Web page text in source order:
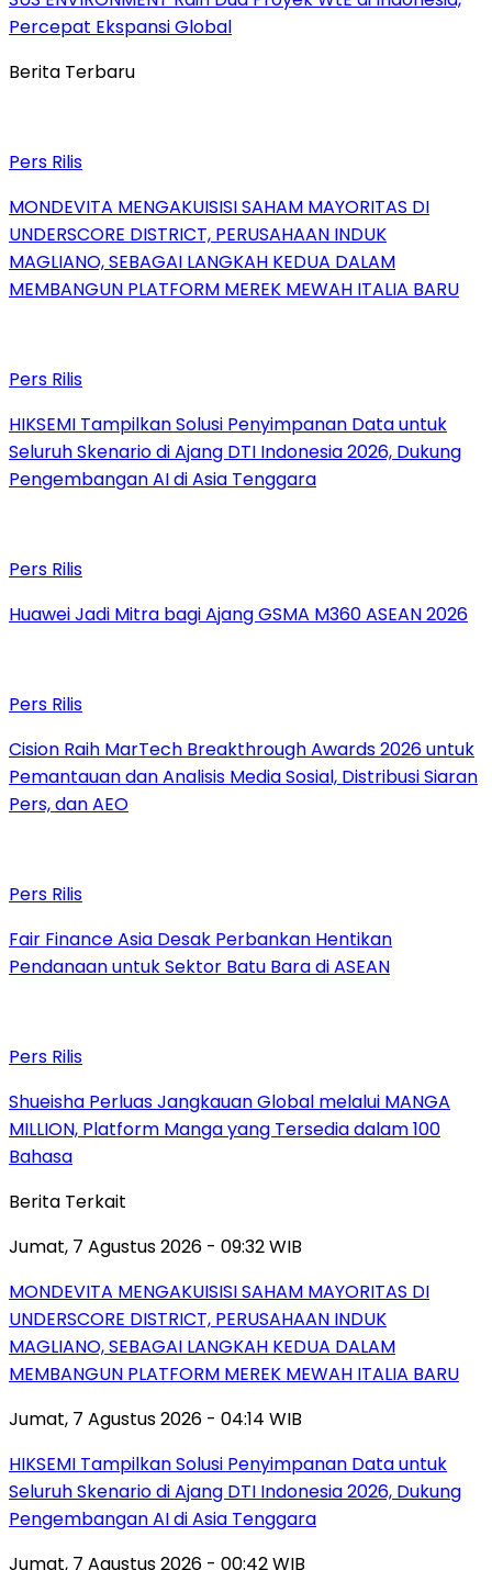
Percepat Ekspansi Global
Berita Terbaru
Pers Rilis
MONDEVITA MENGAKUISISI SAHAM MAYORITAS DI
UNDERSCORE DISTRICT, PERUSAHAAN INDUK
MAGLIANO, SEBAGAI LANGKAH KEDUA DALAM
MEMBANGUN PLATFORM MEREK MEWAH ITALIA BARU
Pers Rilis
HIKSEMI Tampilkan Solusi Penyimpanan Data untuk
Seluruh Skenario di Ajang DTI Indonesia 2026, Dukung
Pengembangan AI di Asia Tenggara
Pers Rilis
Huawei Jadi Mitra bagi Ajang GSMA M360 ASEAN 2026
Pers Rilis
Cision Raih MarTech Breakthrough Awards 2026 untuk
Pemantauan dan Analisis Media Sosial, Distribusi Siaran
Pers, dan AEO
Pers Rilis
Fair Finance Asia Desak Perbankan Hentikan
Pendanaan untuk Sektor Batu Bara di ASEAN
Pers Rilis
Shueisha Perluas Jangkauan Global melalui MANGA
MILLION, Platform Manga yang Tersedia dalam 100
Bahasa
Berita Terkait
Jumat, 7 Agustus 2026 - 09:32 WIB
MONDEVITA MENGAKUISISI SAHAM MAYORITAS DI
UNDERSCORE DISTRICT, PERUSAHAAN INDUK
MAGLIANO, SEBAGAI LANGKAH KEDUA DALAM
MEMBANGUN PLATFORM MEREK MEWAH ITALIA BARU
Jumat, 7 Agustus 2026 - 04:14 WIB
HIKSEMI Tampilkan Solusi Penyimpanan Data untuk
Seluruh Skenario di Ajang DTI Indonesia 2026, Dukung
Pengembangan AI di Asia Tenggara
Jumat, 7 Agustus 2026 - 00:42 WIB